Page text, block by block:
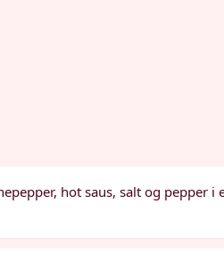
hot saus, salt og pepper i